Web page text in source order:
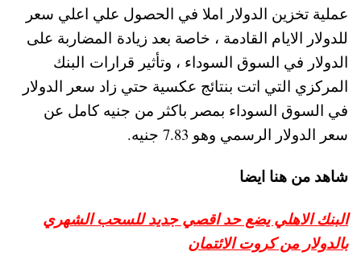
عملية تخزين الدولار املا في الحصول علي اعلي سعر
للدولار الايام القادمة ، خاصة بعد زيادة المضاربة على
الدولار في السوق السوداء ، وتأثير قرارات البنك
المركزي التي اتت بنتائج عكسية حتي زاد سعر الدولار
في السوق السوداء بمصر باكثر من جنيه كامل عن
سعر الدولار الرسمي وهو 7.83 جنيه.
شاهد من هنا ايضا
البنك الاهلي يضع حد اقصي جديد للسحب الشهري
بالدولار من كروت الائتمان